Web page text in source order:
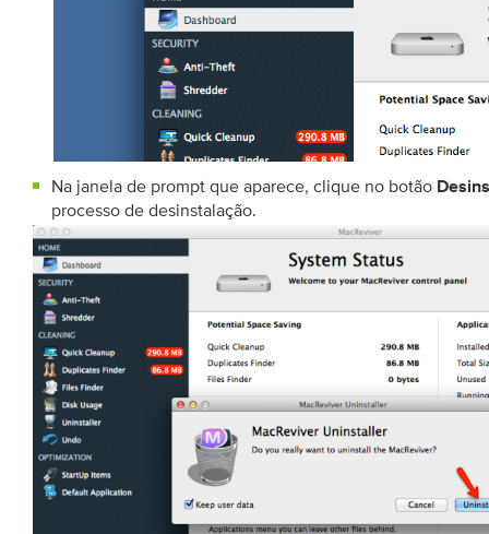
Na janela de prompt que aparece, clique no botão
processo de desinstalação.